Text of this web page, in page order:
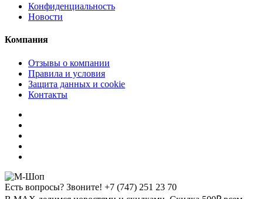
Конфиденциальность
Новости
Компания
Отзывы о компании
Правила и условия
Защита данных и cookie
Контакты
Есть вопросы? Звоните! +7 (747) 251 23 70